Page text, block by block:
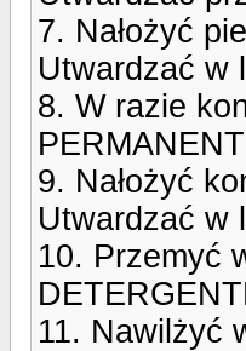
7. Nałożyć
Utwardzać w
8. W razie
9. Nałożyć
Utwardzać w
10. Przemyć
11. Nawilżyć